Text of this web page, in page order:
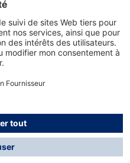
Dräger
et de livraison standard
valeur ou du volume de